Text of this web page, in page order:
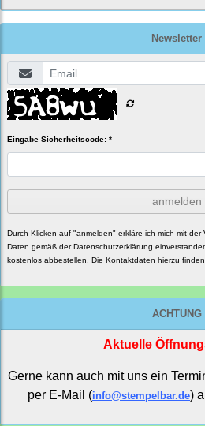
Newsletter
Eingabe Sicherheitscode: *
anmelden
Durch Klicken auf "anmelden" erkläre ich mich mit
Daten gemäß der Datenschutzerklärung
kostenlos abbestellen. Die Kontaktdaten hierzu
ACHTUNG
Aktuelle
Gerne kann auch mit uns ein
per E-Mail (info@stempelbar.de)